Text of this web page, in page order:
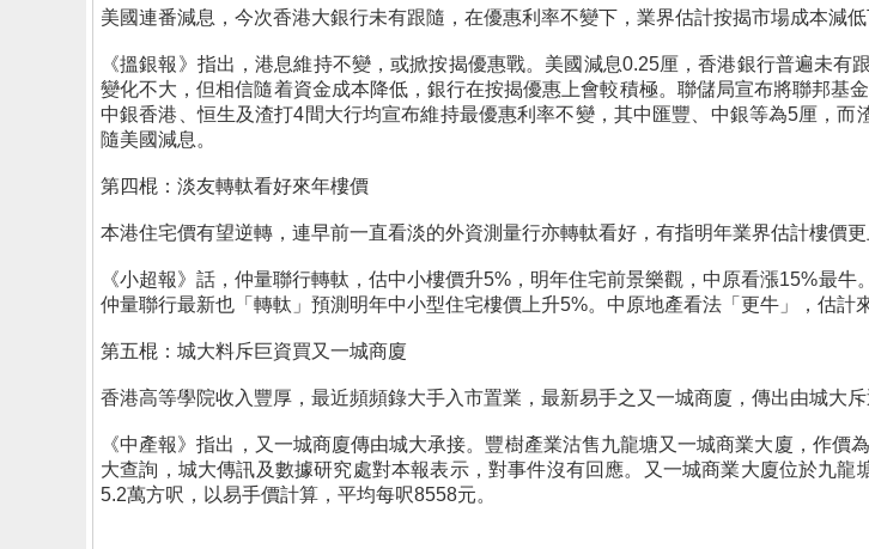
美國連番減息，今次香港大銀行未有跟隨，在優惠利率不變下，業界估計按揭市場成本減低
《搵銀報》指出，港息維持不變，或掀按揭優惠戰。美國減息0.25厘，香港銀行普遍未
變化不大，但相信隨着資金成本降低，銀行在按揭優惠上會較積極。聯儲局宣布將聯邦基
中銀香港、恒生及渣打4間大行均宣布維持最優惠利率不變，其中匯豐、中銀等為5厘，
隨美國減息。
第四棍：淡友轉軚看好來年樓價
本港住宅價有望逆轉，連早前一直看淡的外資測量行亦轉軚看好，有指明年業界估計樓價更
《小超報》話，仲量聯行轉軚，估中小樓價升5%，明年住宅前景樂觀，中原看漲15%最
仲量聯行最新也「轉軚」預測明年中小型住宅樓價上升5%。中原地產看法「更牛」，估計
第五棍：城大料斥巨資買又一城商廈
香港高等學院收入豐厚，最近頻頻錄大手入市置業，最新易手之又一城商廈，傳出由城大斥
《中產報》指出，又一城商廈傳由城大承接。豐樹產業沽售九龍塘又一城商業大廈，作
大查詢，城大傳訊及數據研究處對本報表示，對事件沒有回應。又一城商業大廈位於九
5.2萬方呎，以易手價計算，平均每呎8558元。